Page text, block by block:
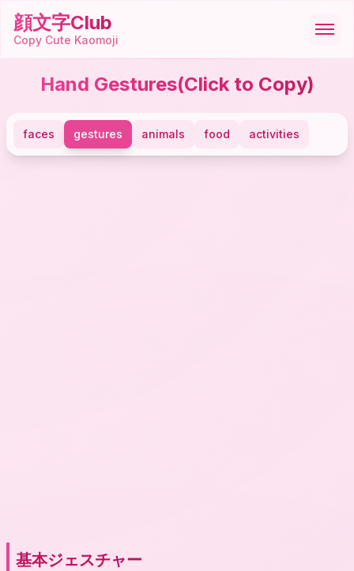
顔文字Club
Copy Cute Kaomoji
顔文字
絵文字
Hand Gestures(Click to Copy)
faces gestures animals food activities
基本ジェスチャー